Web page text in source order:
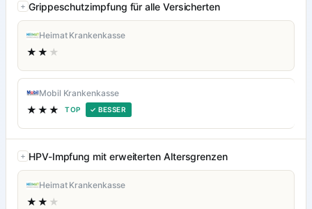
Grippeschutzimpfung für alle Versicherten
Heimat Krankenkasse
★★ ★
Mobil Krankenkasse
★★★ TOP ✓ BESSER
HPV-Impfung mit erweiterten Altersgrenzen
Heimat Krankenkasse
★★ ★